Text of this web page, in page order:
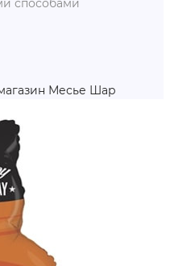
способами
Месье Шар